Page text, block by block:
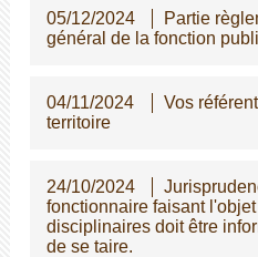
05/12/2024
Partie
général de la fonction
04/11/2024
Vos
territoire
24/10/2024
fonctionnaire faisant
disciplinaires doit être
de se taire.